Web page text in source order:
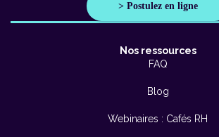
> Postulez en ligne
Nos ressources
FAQ
Blog
Webinaires : Cafés RH